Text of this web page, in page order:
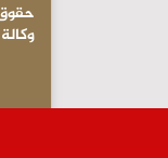
© حقوق النشر 2024،